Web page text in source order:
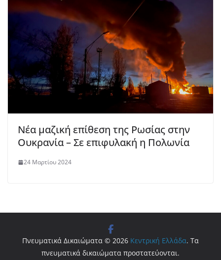
Νέα μαζική επίθεση της Ρωσίας στην
Ουκρανία – Σε επιφυλακή η Πολωνία
24 Μαρτίου 2024
Πνευματικά Δικαιώματα © 2026 Κεντρική Ελλάδα. Τα
πνευματικά δικαιώματα προστατεύονται.